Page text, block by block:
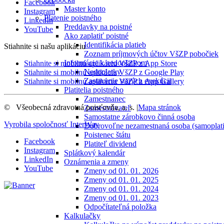
Master konto
Platenie poistného
Preddavky na poistné
Ako zaplatiť poistné
Identifikácia platieb
Zoznam príjmových účtov VšZP pobočiek
Informácie k nedoplatkom
Nedoplatky
Zastavenie starých exekúcii
Platitelia poistného
Zamestnanec
Zamestnávateľ
Samostatne zárobkovo činná osoba
Dobrovoľne nezamestnaná osoba
Poistenec štátu
Platiteľ dividend
Splátkový kalendár
Oznámenia a zmeny
Zmeny od 01. 01. 2026
Zmeny od 01. 01. 2025
Zmeny od 01. 01. 2024
Zmeny od 01. 01. 2023
Odpočítateľná položka
Kalkulačky
Facebook
Instagram
LinkedIn
YouTube
Stiahnite si našu aplikáciu
Stiahnite si mobilnú aplikáciu VšZP z App Store
Stiahnite si mobilnú aplikáciu VšZP z Google Play
Stiahnite si mobilnú aplikáciu VšZP z App Gallery
© Všeobecná zdravotná poisťovňa, a. s. |Mapa stránok
Vyrobila spoločnosť InterWay
Facebook
Instagram
LinkedIn
YouTube